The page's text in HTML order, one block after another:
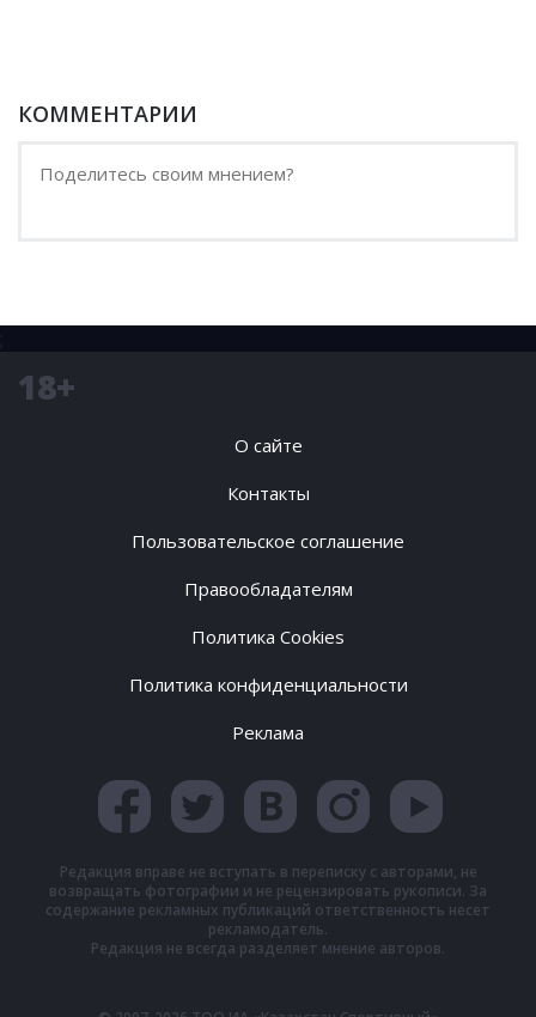
КОММЕНТАРИИ
;
18+
О сайте
Контакты
Пользовательское соглашение
Правообладателям
Политика Cookies
Политика конфиденциальности
Реклама
Редакция вправе не вступать в переписку с авторами, не
возвращать фотографии и не рецензировать рукописи. За
содержание рекламных публикаций ответственность несет
рекламодатель.
Редакция не всегда разделяет мнение авторов.